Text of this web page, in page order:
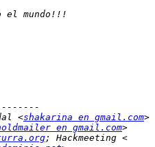
<
shakarina en gmail.com
en gmail.com